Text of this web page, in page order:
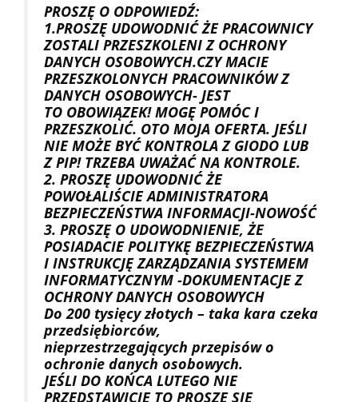
PROSZĘ O ODPOWIEDŹ:
1.PROSZĘ UDOWODNIĆ ŻE PRACOWNICY
ZOSTALI PRZESZKOLENI Z OCHRONY
DANYCH OSOBOWYCH.CZY MACIE
PRZESZKOLONYCH PRACOWNIKÓW Z
DANYCH OSOBOWYCH- JEST
TO OBOWIĄZEK! MOGĘ POMÓC I
PRZESZKOLIĆ. OTO MOJA OFERTA. JEŚLI
NIE MOŻE BYĆ KONTROLA Z GIODO LUB
Z PIP! TRZEBA UWAŻAĆ NA KONTROLE.
2. PROSZĘ UDOWODNIĆ ŻE
POWOŁALIŚCIE ADMINISTRATORA
BEZPIECZEŃSTWA INFORMACJI-NOWOŚĆ
3. PROSZĘ O UDOWODNIENIE, ŻE
POSIADACIE POLITYKĘ BEZPIECZEŃSTWA
I INSTRUKCJĘ ZARZĄDZANIA SYSTEMEM
INFORMATYCZNYM -DOKUMENTACJE Z
OCHRONY DANYCH OSOBOWYCH
Do 200 tysięcy złotych – taka kara czeka
przedsiębiorców,
nieprzestrzegających przepisów o
ochronie danych osobowych.
JEŚLI DO KOŃCA LUTEGO NIE
PRZEDSTAWICIE TO PROSZĘ SIĘ